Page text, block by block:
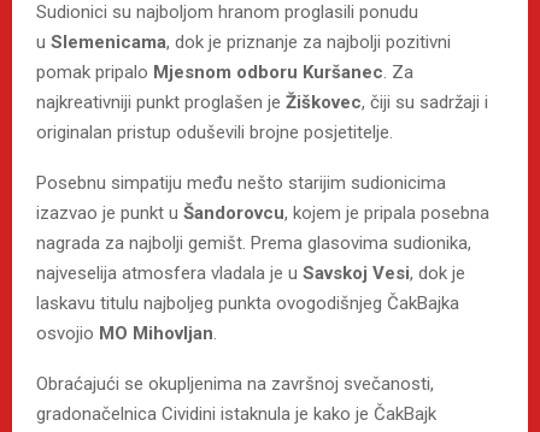
Sudionici su najboljom hranom proglasili ponudu
u Slemenicama, dok je priznanje za najbolji pozitivni
pomak pripalo Mjesnom odboru Kuršanec. Za
najkreativniji punkt proglašen je Žiškovec, čiji su sadržaji i
originalan pristup oduševili brojne posjetitelje.
Posebnu simpatiju među nešto starijim sudionicima
izazvao je punkt u Šandorovcu, kojem je pripala posebna
nagrada za najbolji gemišt. Prema glasovima sudionika,
najveselija atmosfera vladala je u Savskoj Vesi, dok je
laskavu titulu najboljeg punkta ovogodišnjeg ČakBajka
osvojio MO Mihovljan.
Obraćajući se okupljenima na završnoj svečanosti,
gradonačelnica Cividini istaknula je kako je ČakBajk